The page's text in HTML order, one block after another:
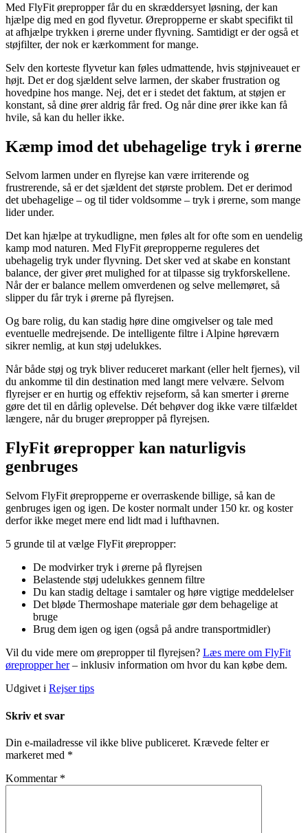
Med FlyFit ørepropper får du en skræddersyet løsning, der kan
hjælpe dig med en god flyvetur. Ørepropperne er skabt specifikt til
at afhjælpe trykken i ørerne under flyvning. Samtidigt er der også et
støjfilter, der nok er kærkomment for mange.
Selv den korteste flyvetur kan føles udmattende, hvis støjniveauet er
højt. Det er dog sjældent selve larmen, der skaber frustration og
hovedpine hos mange. Nej, det er i stedet det faktum, at støjen er
konstant, så dine ører aldrig får fred. Og når dine ører ikke kan få
hvile, så kan du heller ikke.
Kæmp imod det ubehagelige tryk i ørerne
Selvom larmen under en flyrejse kan være irriterende og
frustrerende, så er det sjældent det største problem. Det er derimod
det ubehagelige – og til tider voldsomme – tryk i ørerne, som mange
lider under.
Det kan hjælpe at trykudligne, men føles alt for ofte som en uendelig
kamp mod naturen. Med FlyFit ørepropperne reguleres det
ubehagelig tryk under flyvning. Det sker ved at skabe en konstant
balance, der giver øret mulighed for at tilpasse sig trykforskellene.
Når der er balance mellem omverdenen og selve mellemøret, så
slipper du får tryk i ørerne på flyrejsen.
Og bare rolig, du kan stadig høre dine omgivelser og tale med
eventuelle medrejsende. De intelligente filtre i Alpine høreværn
sikrer nemlig, at kun støj udelukkes.
Når både støj og tryk bliver reduceret markant (eller helt fjernes), vil
du ankomme til din destination med langt mere velvære. Selvom
flyrejser er en hurtig og effektiv rejseform, så kan smerter i ørerne
gøre det til en dårlig oplevelse. Dét behøver dog ikke være tilfældet
længere, når du bruger ørepropper på flyrejsen.
FlyFit ørepropper kan naturligvis
genbruges
Selvom FlyFit ørepropperne er overraskende billige, så kan de
genbruges igen og igen. De koster normalt under 150 kr. og koster
derfor ikke meget mere end lidt mad i lufthavnen.
5 grunde til at vælge FlyFit ørepropper:
De modvirker tryk i ørerne på flyrejsen
Belastende støj udelukkes gennem filtre
Du kan stadig deltage i samtaler og høre vigtige meddelelser
Det bløde Thermoshape materiale gør dem behagelige at
bruge
Brug dem igen og igen (også på andre transportmidler)
Vil du vide mere om ørepropper til flyrejsen? Læs mere om FlyFit
ørepropper her– inklusiv information om hvor du kan købe dem.
Udgivet i Rejser tips
Skriv et svar
Din e-mailadresse vil ikke blive publiceret. Krævede felter er
markeret med *
Kommentar *